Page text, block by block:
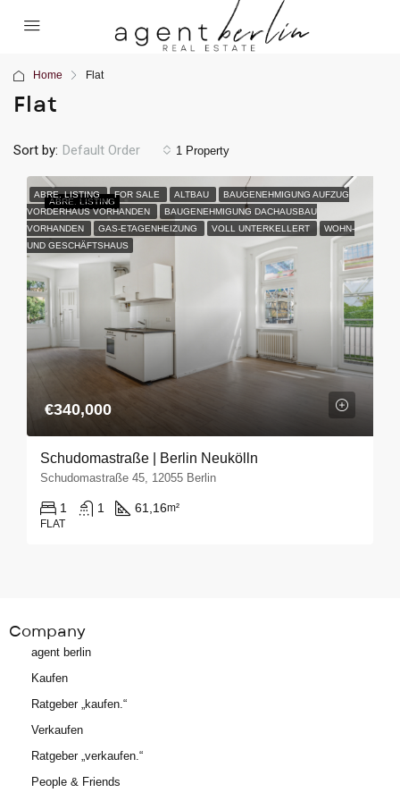
Home Flat
Flat
1 Property
Sort by: Default Order
ABRE. LISTING
ABRE. LISTING FOR SALE ALTBAU
BAUGENEHMIGUNG AUFZUG
VORDERHAUS VORHANDEN
BAUGENEHMIGUNG DACHAUSBAU
VORHANDEN
GAS-ETAGENHEIZUNG VOLL UNTERKELLERT
WOHN-
UND GESCHÄFTSHAUS
€340,000
Schudomastraße | Berlin Neukölln
Schudomastraße 45, 12055 Berlin
1 1 61,16m²
FLAT
Company
agent berlin
Kaufen
Ratgeber „kaufen.“
Verkaufen
Ratgeber „verkaufen.“
People & Friends